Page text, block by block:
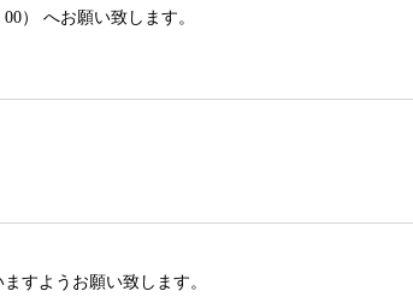
） へお願い致します。
すようお願い致します。